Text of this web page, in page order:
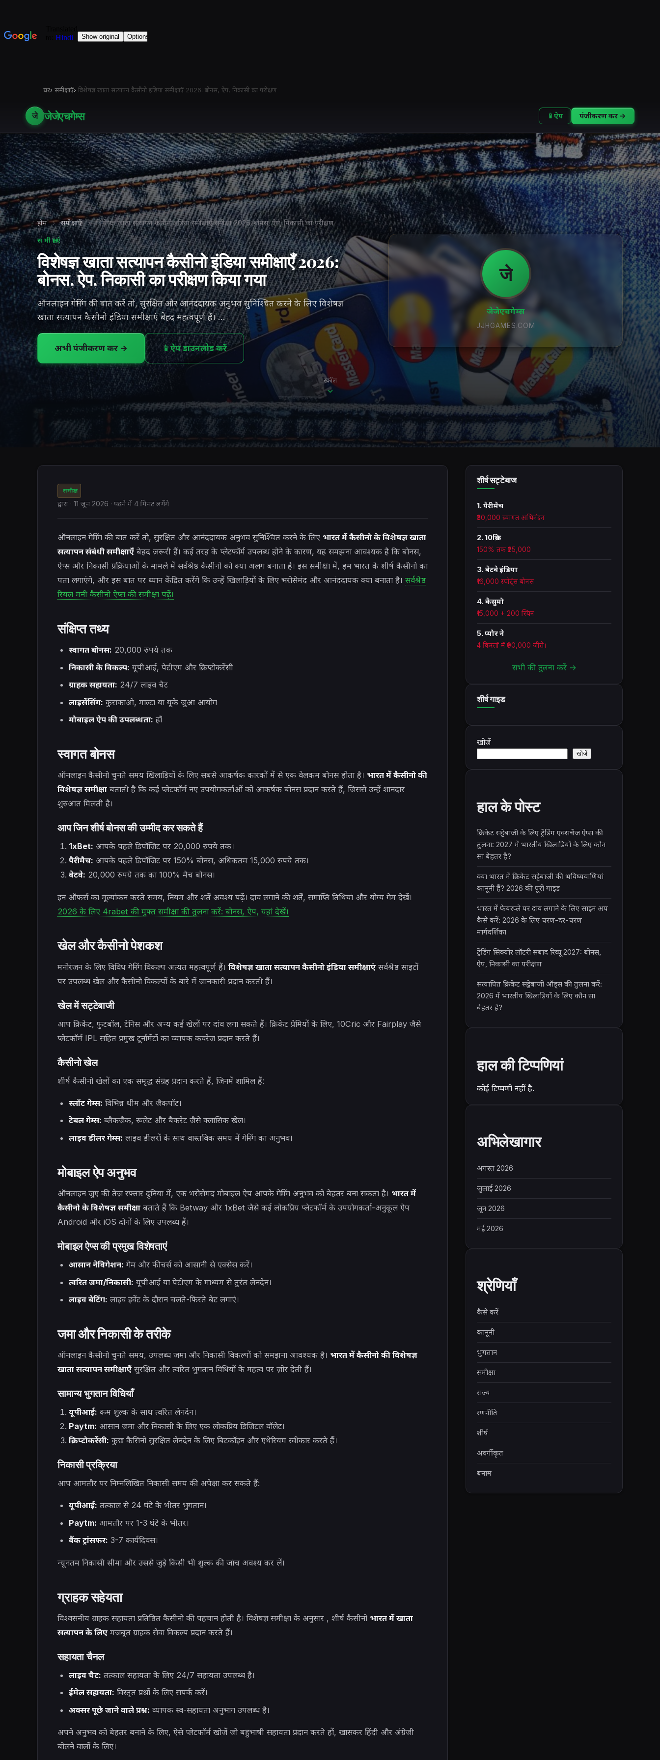
घर› समीक्षाएँ› विशेषज्ञ खाता सत्यापन कैसीनो इंडिया समीक्षाएँ 2026: बोनस, ऐप, निकासी का परीक्षण
जे जेजेएचगेम्स 📱 ऐप पंजीकरण करें →
होम › समीक्षाएँ › विशेषज्ञ खाता सत्यापन कैसीनो इंडिया समीक्षाएँ समीक्षा 2026: बोनस, ऐप, निकासी का परीक्षण
समीक्षाएं
विशेषज्ञ खाता सत्यापन कैसीनो इंडिया समीक्षाएँ 2026:
बोनस, ऐप, निकासी का परीक्षण किया गया
ऑनलाइन गेमिंग की बात करें तो, सुरक्षित और आनंददायक अनुभव सुनिश्चित करने के लिए विशेषज्ञ
खाता सत्यापन कैसीनो इंडिया समीक्षाएं बेहद महत्वपूर्ण हैं। …
अभी पंजीकरण करें → 📱ऐप डाउनलोड करें
जे
जेजेएचगेम्स
JJHGAMES.COM
स्क्रॉल
समीक्षा
द्वारा · 11 जून 2026 · पढ़ने में 4 मिनट लगेंगे
ऑनलाइन गेमिंग की बात करें तो, सुरक्षित और आनंददायक अनुभव सुनिश्चित करने के लिए भारत में कैसीनो के विशेषज्ञ खाता
सत्यापन संबंधी समीक्षाएँ बेहद ज़रूरी हैं। कई तरह के प्लेटफॉर्म उपलब्ध होने के कारण, यह समझना आवश्यक है कि बोनस,
ऐप्स और निकासी प्रक्रियाओं के मामले में सर्वश्रेष्ठ कैसीनो को क्या अलग बनाता है। इस समीक्षा में, हम भारत के शीर्ष कैसीनो का
पता लगाएंगे, और इस बात पर ध्यान केंद्रित करेंगे कि उन्हें खिलाड़ियों के लिए भरोसेमंद और आनंददायक क्या बनाता है। सर्वश्रेष्ठ
रियल मनी कैसीनो ऐप्स की समीक्षा पढ़ें।
संक्षिप्त तथ्य
स्वागत बोनस: 20,000 रुपये तक
निकासी के विकल्प: यूपीआई, पेटीएम और क्रिप्टोकरेंसी
ग्राहक सहायता: 24/7 लाइव चैट
लाइसेंसिंग: कुराकाओ, माल्टा या यूके जुआ आयोग
मोबाइल ऐप की उपलब्धता: हाँ
स्वागत बोनस
ऑनलाइन कैसीनो चुनते समय खिलाड़ियों के लिए सबसे आकर्षक कारकों में से एक वेलकम बोनस होता है। भारत में कैसीनो की
विशेषज्ञ समीक्षा बताती है कि कई प्लेटफॉर्म नए उपयोगकर्ताओं को आकर्षक बोनस प्रदान करते हैं, जिससे उन्हें शानदार
शुरुआत मिलती है।
आप जिन शीर्ष बोनस की उम्मीद कर सकते हैं
1xBet: आपके पहले डिपॉजिट पर 20,000 रुपये तक।
पैरीमैच: आपके पहले डिपॉजिट पर 150% बोनस, अधिकतम 15,000 रुपये तक।
बेटवे: 20,000 रुपये तक का 100% मैच बोनस।
इन ऑफर्स का मूल्यांकन करते समय, नियम और शर्तें अवश्य पढ़ें। दांव लगाने की शर्तें, समाप्ति तिथियां और योग्य गेम देखें।
2026 के लिए 4rabet की मुफ्त समीक्षा की तुलना करें: बोनस, ऐप, यहां देखें।
खेल और कैसीनो पेशकश
मनोरंजन के लिए विविध गेमिंग विकल्प अत्यंत महत्वपूर्ण हैं। विशेषज्ञ खाता सत्यापन कैसीनो इंडिया समीक्षाएं सर्वश्रेष्ठ साइटों
पर उपलब्ध खेल और कैसीनो विकल्पों के बारे में जानकारी प्रदान करती हैं।
खेल में सट्टेबाजी
आप क्रिकेट, फुटबॉल, टेनिस और अन्य कई खेलों पर दांव लगा सकते हैं। क्रिकेट प्रेमियों के लिए, 10Cric और Fairplay जैसे
प्लेटफॉर्म IPL सहित प्रमुख टूर्नामेंटों का व्यापक कवरेज प्रदान करते हैं।
कैसीनो खेल
शीर्ष कैसीनो खेलों का एक समृद्ध संग्रह प्रदान करते हैं, जिनमें शामिल हैं:
स्लॉट गेम्स: विभिन्न थीम और जैकपॉट।
टेबल गेम्स: ब्लैकजैक, रूलेट और बैकरेट जैसे क्लासिक खेल।
लाइव डीलर गेम्स: लाइव डीलरों के साथ वास्तविक समय में गेमिंग का अनुभव।
मोबाइल ऐप अनुभव
ऑनलाइन जुए की तेज़ रफ़्तार दुनिया में, एक भरोसेमंद मोबाइल ऐप आपके गेमिंग अनुभव को बेहतर बना सकता है। भारत में
कैसीनो के विशेषज्ञ समीक्षा बताते हैं कि Betway और 1xBet जैसे कई लोकप्रिय प्लेटफॉर्म के उपयोगकर्ता-अनुकूल ऐप
Android और iOS दोनों के लिए उपलब्ध हैं।
मोबाइल ऐप्स की प्रमुख विशेषताएं
आसान नेविगेशन: गेम और फीचर्स को आसानी से एक्सेस करें।
त्वरित जमा/निकासी: यूपीआई या पेटीएम के माध्यम से तुरंत लेनदेन।
लाइव बेटिंग: लाइव इवेंट के दौरान चलते-फिरते बेट लगाएं।
जमा और निकासी के तरीके
ऑनलाइन कैसीनो चुनते समय, उपलब्ध जमा और निकासी विकल्पों को समझना आवश्यक है। भारत में कैसीनो की विशेषज्ञ
खाता सत्यापन समीक्षाएँ सुरक्षित और त्वरित भुगतान विधियों के महत्व पर ज़ोर देती हैं।
सामान्य भुगतान विधियाँ
यूपीआई: कम शुल्क के साथ त्वरित लेनदेन।
Paytm: आसान जमा और निकासी के लिए एक लोकप्रिय डिजिटल वॉलेट।
क्रिप्टोकरेंसी: कुछ कैसिनो सुरक्षित लेनदेन के लिए बिटकॉइन और एथेरियम स्वीकार करते हैं।
निकासी प्रक्रिया
आप आमतौर पर निम्नलिखित निकासी समय की अपेक्षा कर सकते हैं:
यूपीआई: तत्काल से 24 घंटे के भीतर भुगतान।
Paytm: आमतौर पर 1-3 घंटे के भीतर।
बैंक ट्रांसफर: 3-7 कार्यदिवस।
न्यूनतम निकासी सीमा और उससे जुड़े किसी भी शुल्क की जांच अवश्य कर लें।
ग्राहक सहेयता
विश्वसनीय ग्राहक सहायता प्रतिष्ठित कैसीनो की पहचान होती है। विशेषज्ञ समीक्षा के अनुसार , शीर्ष कैसीनो भारत में खाता
सत्यापन के लिए मजबूत ग्राहक सेवा विकल्प प्रदान करते हैं।
सहायता चैनल
लाइव चैट: तत्काल सहायता के लिए 24/7 सहायता उपलब्ध है।
ईमेल सहायता: विस्तृत प्रश्नों के लिए संपर्क करें।
अक्सर पूछे जाने वाले प्रश्न: व्यापक स्व-सहायता अनुभाग उपलब्ध है।
अपने अनुभव को बेहतर बनाने के लिए, ऐसे प्लेटफॉर्म खोजें जो बहुभाषी सहायता प्रदान करते हों, खासकर हिंदी और अंग्रेजी
बोलने वालों के लिए।
शीर्ष सट्टेबाज
1. पैरीमैच
₹30,000 स्वागत अभिनंदन
2. 10क्रिक
150% तक ₹25,000
3. बेटवे इंडिया
₹16,000 स्पोर्ट्स बोनस
4. कैसुमो
₹15,000 + 200 स्पिन
5. प्योर ने
4 किस्तों में ₹90,000 जीते।
सभी की तुलना करें →
शीर्ष गाइड
खोजें
खोजें
हाल के पोस्ट
क्रिकेट सट्टेबाजी के लिए ट्रेंडिंग एक्सचेंज ऐप्स की
तुलना: 2027 में भारतीय खिलाड़ियों के लिए कौन
सा बेहतर है?
क्या भारत में क्रिकेट सट्टेबाजी की भविष्यवाणियां
कानूनी हैं? 2026 की पूरी गाइड
भारत में फेयरप्ले पर दांव लगाने के लिए साइन अप
कैसे करें: 2026 के लिए चरण-दर-चरण
मार्गदर्शिका
ट्रेंडिंग सिक्योर लॉटरी संबाद रिव्यू 2027: बोनस,
ऐप, निकासी का परीक्षण
सत्यापित क्रिकेट सट्टेबाजी ऑड्स की तुलना करें:
2026 में भारतीय खिलाड़ियों के लिए कौन सा
बेहतर है?
हाल की टिप्पणियां
कोई टिप्पणी नहीं है.
अभिलेखागार
अगस्त 2026
जुलाई 2026
जून 2026
मई 2026
श्रेणियाँ
कैसे करें
कानूनी
भुगतान
समीक्षा
राज्य
रणनीति
शीर्ष
अवर्गीकृत
बनाम